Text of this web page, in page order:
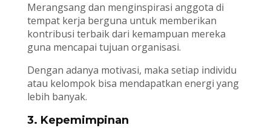
Merangsang dan menginspirasi anggota di
tempat kerja berguna untuk memberikan
kontribusi terbaik dari kemampuan mereka
guna mencapai tujuan organisasi.
Dengan adanya motivasi, maka setiap individu
atau kelompok bisa mendapatkan energi yang
lebih banyak.
3. Kepemimpinan